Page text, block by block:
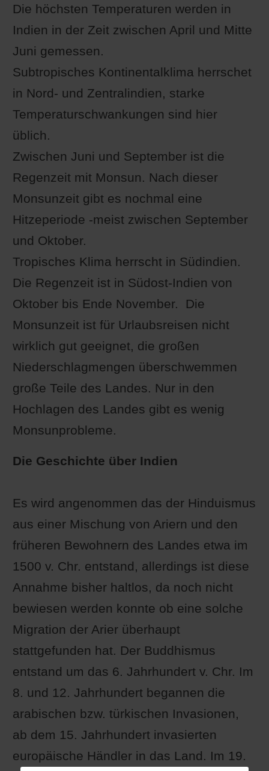
Die höchsten Temperaturen werden in
Indien in der Zeit zwischen April und Mitte
Juni gemessen.
Subtropisches Kontinentalklima herrschet
in Nord- und Zentralindien, starke
Temperaturschwankungen sind hier
üblich.
Zwischen Juni und September ist die
Regenzeit mit Monsun. Nach dieser
Monsunzeit gibt es nochmal eine
Hitzeperiode -meist zwischen September
und Oktober.
Tropisches Klima herrscht in Südindien.
Die Regenzeit ist in Südost-Indien von
Oktober bis Ende November. Die
Monsunzeit ist für Urlaubsreisen nicht
wirklich gut geeignet, die großen
Niederschlagmengen überschwemmen
große Teile des Landes. Nur in den
Hochlagen des Landes gibt es wenig
Monsunprobleme.
Die Geschichte über Indien
Es wird angenommen das der Hinduismus
aus einer Mischung von Ariern und den
früheren Bewohnern des Landes etwa im
1500 v. Chr. entstand, allerdings ist diese
Annahme bisher haltlos, da noch nicht
bewiesen werden konnte ob eine solche
Migration der Arier überhaupt
stattgefunden hat. Der Buddhismus
entstand um das 6. Jahrhundert v. Chr. Im
8. und 12. Jahrhundert begannen die
arabischen bzw. türkischen Invasionen,
ab dem 15. Jahrhundert invasierten
europäische Händler in das Land. Im 19.